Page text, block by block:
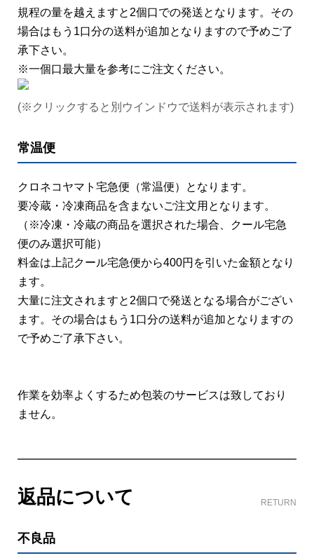
規程の量を越えますと2個口での発送となります。その
場合はもう1口分の送料が追加となりますので予めご了
承下さい。
※一個口最大量を参考にご注文ください。
(※クリックすると別ウインドウで送料が表示されます)
常温便
クロネコヤマト宅急便（常温便）となります。
要冷蔵・冷凍商品を含まないご注文用となります。
（※冷凍・冷蔵の商品を選択された場合、クール宅急
便のみ選択可能）
料金は上記クール宅急便から400円を引いた金額となり
ます。
大量に注文されますと2個口で発送となる場合がござい
ます。その場合はもう1口分の送料が追加となりますの
で予めご了承下さい。
作業を効率よくするため包装のサービスは致しており
ません。
返品について RETURN
不良品